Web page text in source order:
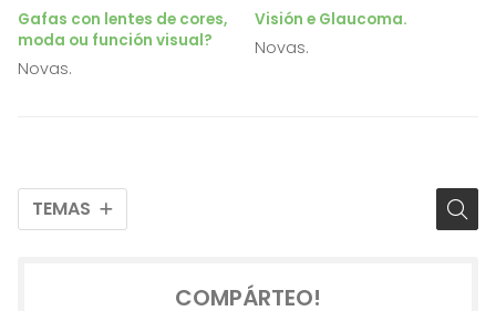
TEMAS
Gafas con lentes de cores,
moda ou función visual?
Novas.
Visión e Glaucoma.
Novas.
COMPÁRTEO!